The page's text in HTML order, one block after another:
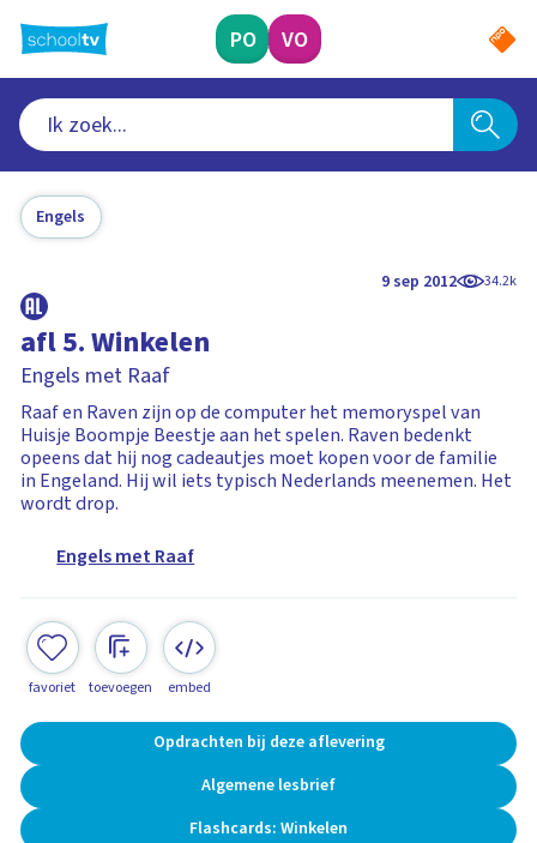
naar
hoofdinhoud
PO VO
Engels
9 sep 2012 34.2k
afl 5. Winkelen
Engels met Raaf
Raaf en Raven zijn op de computer het memoryspel van
Huisje Boompje Beestje aan het spelen. Raven bedenkt
opeens dat hij nog cadeautjes moet kopen voor de familie
in Engeland. Hij wil iets typisch Nederlands meenemen. Het
wordt drop.
Engels met Raaf
favoriet toevoegen embed
Opdrachten bij deze aflevering
Algemene lesbrief
Flashcards: Winkelen